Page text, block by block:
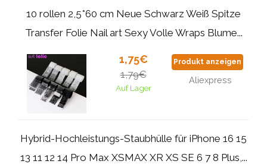
10 rollen 2,5*60 cm Neue Schwarz Weiß Spitze
Transfer Folie Nail art Sexy Volle Wraps Blume...
1,75€
1,79€
Auf Lager
Produkt anzeigen
Aliexpress
Hybrid-Hochleistungs-Staubhülle für iPhone 16 15
13 11 12 14 Pro Max XSMAX XR XS SE 6 7 8 Plus,...